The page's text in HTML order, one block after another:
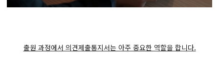
출원 과정에서 의견제출통지서는 아주 중요한 역할을 합니다.